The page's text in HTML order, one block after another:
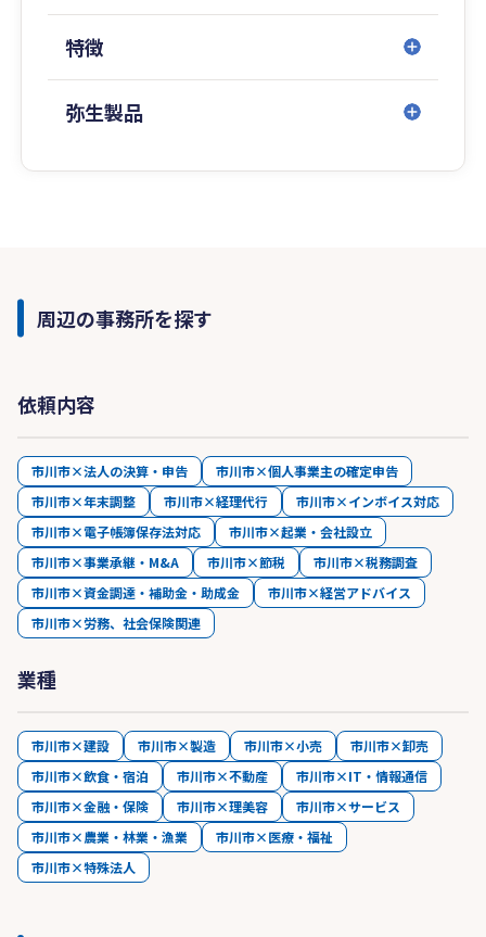
特徴
弥生製品
周辺の事務所を探す
依頼内容
市川市×法人の決算・申告
市川市×個人事業主の確定申告
市川市×年末調整
市川市×経理代行
市川市×インボイス対応
市川市×電子帳簿保存法対応
市川市×起業・会社設立
市川市×事業承継・M&A
市川市×節税
市川市×税務調査
市川市×資金調達・補助金・助成金
市川市×経営アドバイス
市川市×労務、社会保険関連
業種
市川市×建設 市川市×製造 市川市×小売
市川市×卸売
市川市×飲食・宿泊
市川市×不動産
市川市×IT・情報通信
市川市×金融・保険
市川市×理美容
市川市×サービス
市川市×農業・林業・漁業
市川市×医療・福祉
市川市×特殊法人